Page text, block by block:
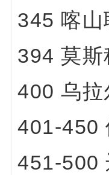
345 喀山
394 莫斯
400 乌拉
401-450
451-500